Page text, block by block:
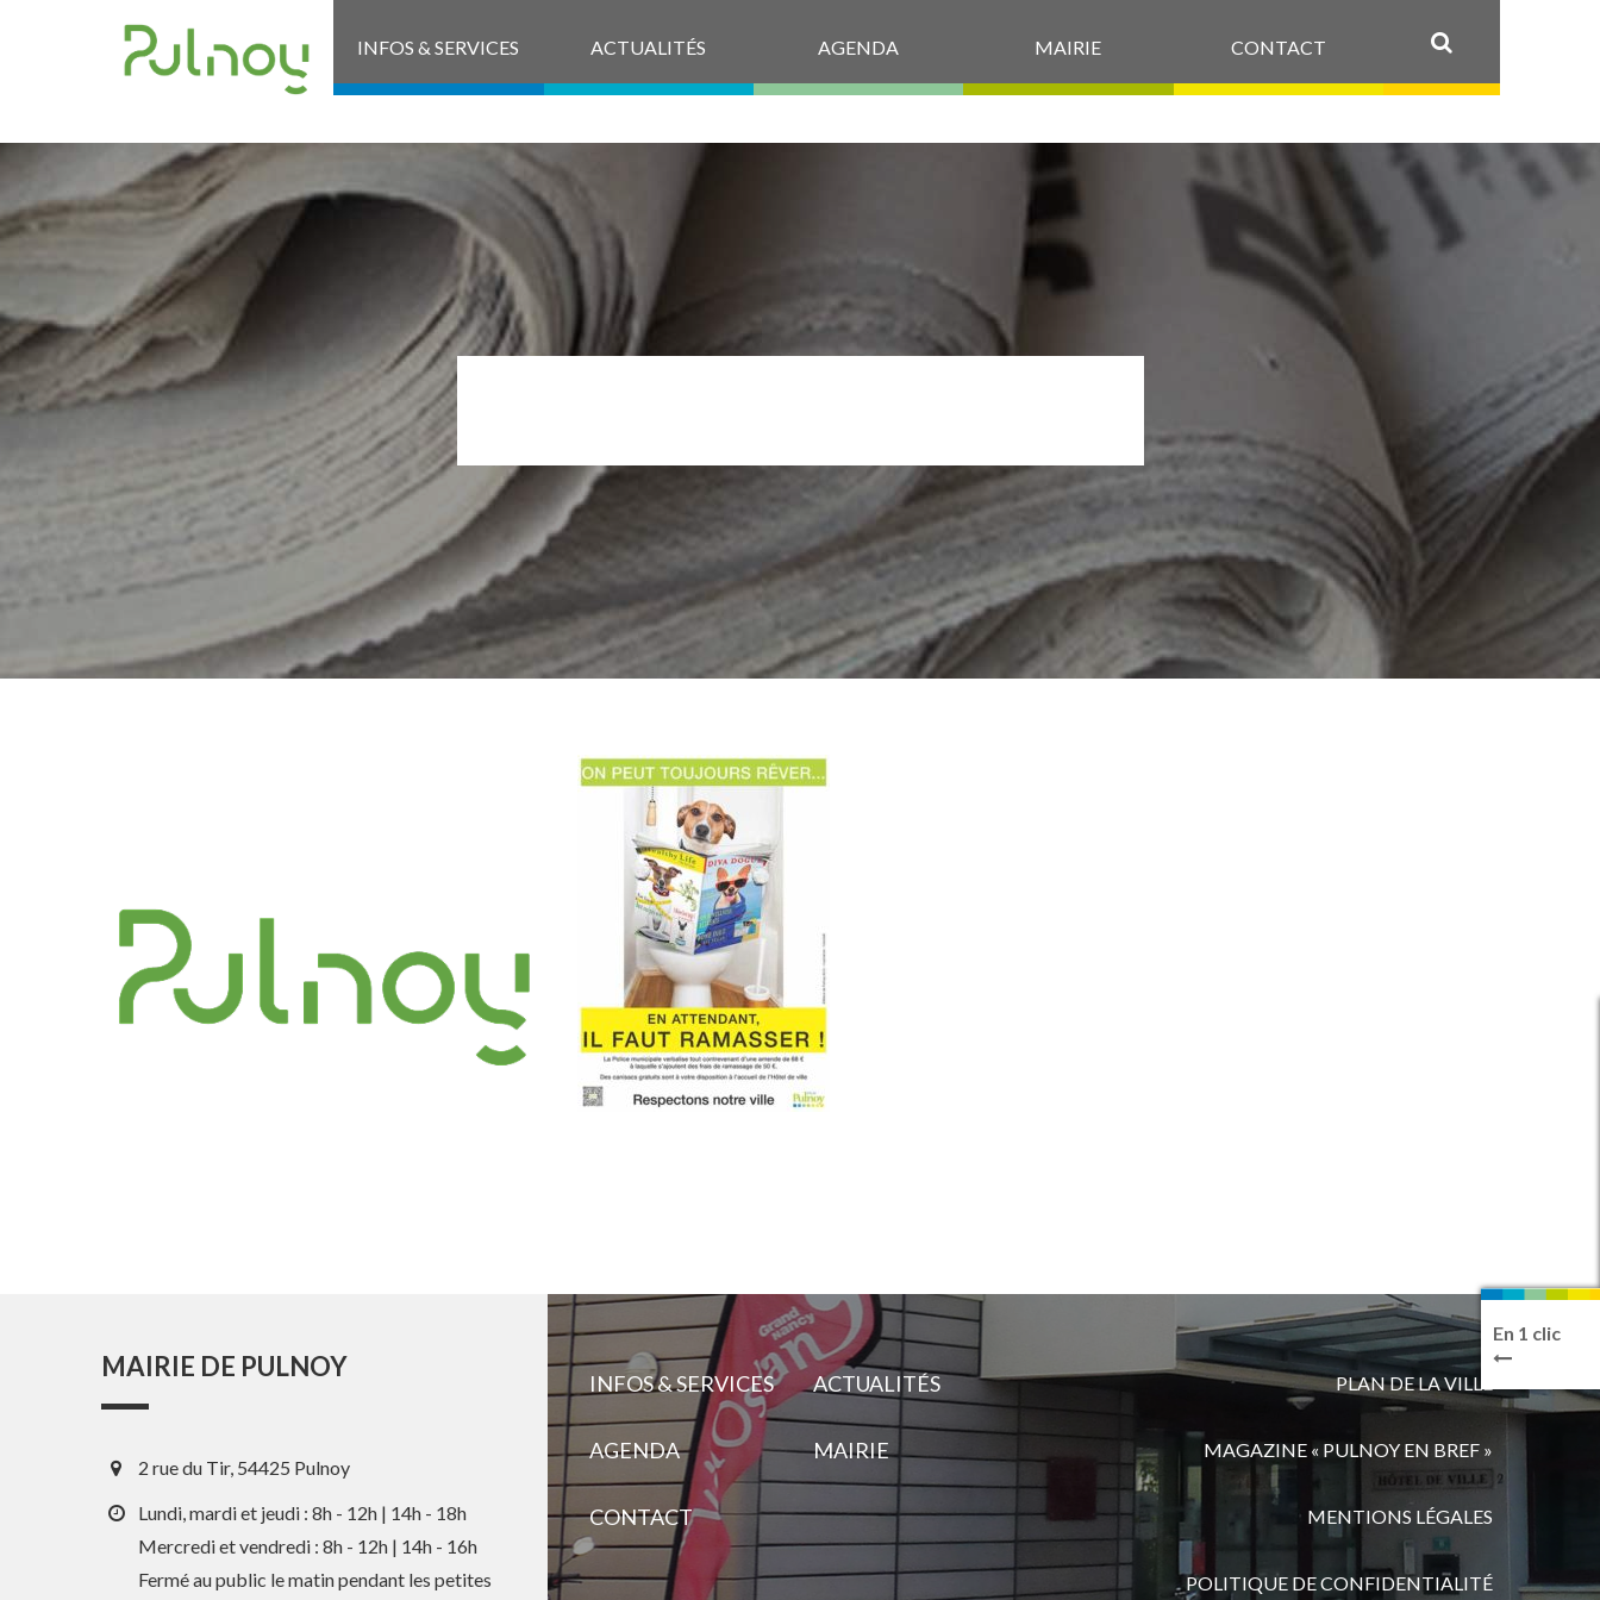
INFOS & SERVICES ACTUALITÉS AGENDA MAIRIE CONTACT
En 1 clic
MAIRIE DE PULNOY
2 rue du Tir, 54425 Pulnoy
Lundi, mardi et jeudi : 8h - 12h | 14h - 18h
Mercredi et vendredi : 8h - 12h | 14h - 16h
Fermé au public le matin pendant les petites
INFOS & SERVICES ACTUALITÉS
AGENDA MAIRIE
CONTACT
PLAN DE LA VILLE
MAGAZINE « PULNOY EN BREF »
MENTIONS LÉGALES
POLITIQUE DE CONFIDENTIALITÉ